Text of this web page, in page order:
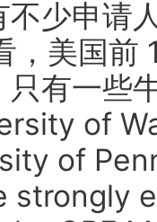
少申请
，美国前
只有一些
of
of
strongly